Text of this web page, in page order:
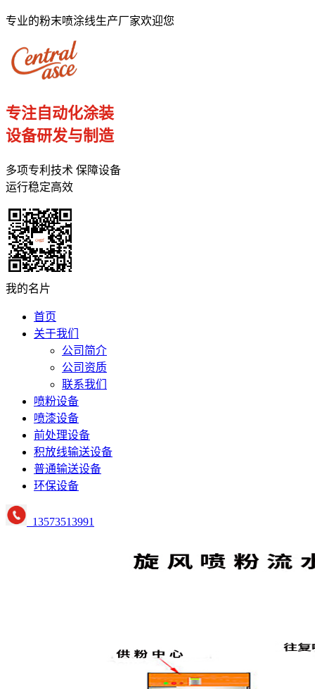
专业的粉末喷涂线生产厂家欢迎您
专注自动化涂装
设备研发与制造
多项专利技术 保障设备
运行稳定高效
我的名片
首页
关于我们
公司简介
公司资质
联系我们
喷粉设备
喷漆设备
前处理设备
积放线输送设备
普通输送设备
环保设备
13573513991